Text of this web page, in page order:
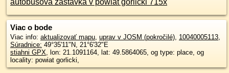
autobusová zastávka v powiat gorlicki 715x
Viac o bode
Viac info: aktualizovať mapu, uprav v JOSM (pokročilé), 10040005113,
Súradnice: 49°35'11"N, 21°6'32"E
stiahni GPX, lon: 21.1091164, lat: 49.5864065, og type: place, og
locality: powiat gorlicki,